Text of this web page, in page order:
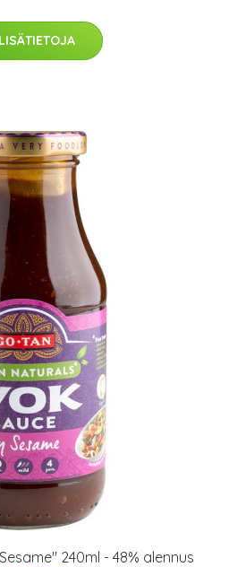
LISÄTIETOJA
240ml - 48% alennus